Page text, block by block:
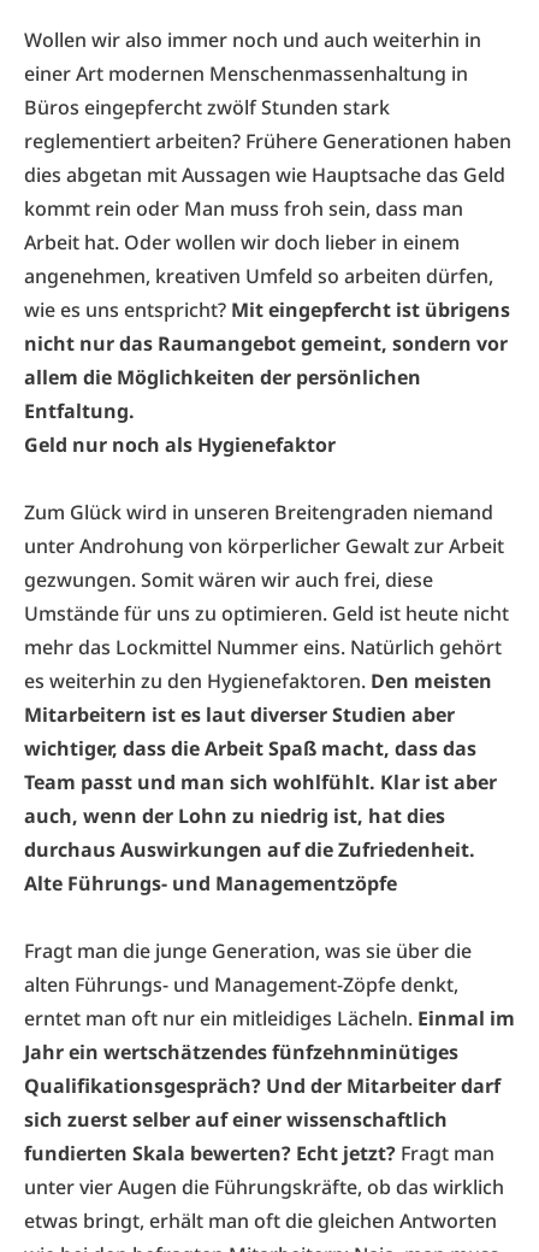
Wollen wir also immer noch und auch weiterhin in
einer Art modernen Menschenmassenhaltung in
Büros eingepfercht zwölf Stunden stark
reglementiert arbeiten? Frühere Generationen haben
dies abgetan mit Aussagen wie Hauptsache das Geld
kommt rein oder Man muss froh sein, dass man
Arbeit hat. Oder wollen wir doch lieber in einem
angenehmen, kreativen Umfeld so arbeiten dürfen,
wie es uns entspricht? Mit eingepfercht ist übrigens
nicht nur das Raumangebot gemeint, sondern vor
allem die Möglichkeiten der persönlichen
Entfaltung.
Geld nur noch als Hygienefaktor
Zum Glück wird in unseren Breitengraden niemand
unter Androhung von körperlicher Gewalt zur Arbeit
gezwungen. Somit wären wir auch frei, diese
Umstände für uns zu optimieren. Geld ist heute nicht
mehr das Lockmittel Nummer eins. Natürlich gehört
es weiterhin zu den Hygienefaktoren. Den meisten
Mitarbeitern ist es laut diverser Studien aber
wichtiger, dass die Arbeit Spaß macht, dass das
Team passt und man sich wohlfühlt. Klar ist aber
auch, wenn der Lohn zu niedrig ist, hat dies
durchaus Auswirkungen auf die Zufriedenheit.
Alte Führungs- und Managementzöpfe
Fragt man die junge Generation, was sie über die
alten Führungs- und Management-Zöpfe denkt,
erntet man oft nur ein mitleidiges Lächeln. Einmal im
Jahr ein wertschätzendes fünfzehnminütiges
Qualifikationsgespräch? Und der Mitarbeiter darf
sich zuerst selber auf einer wissenschaftlich
fundierten Skala bewerten? Echt jetzt? Fragt man
unter vier Augen die Führungskräfte, ob das wirklich
etwas bringt, erhält man oft die gleichen Antworten